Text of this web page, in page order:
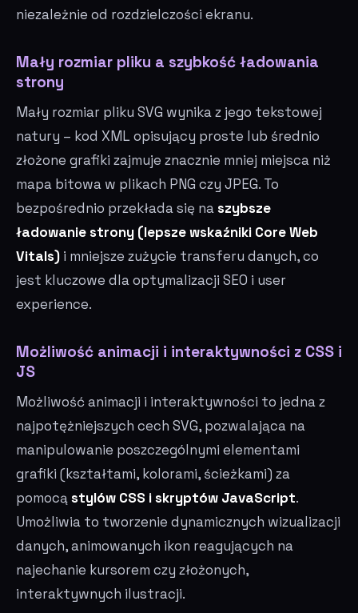
niezależnie od rozdzielczości ekranu.
Mały rozmiar pliku a szybkość ładowania
strony
Mały rozmiar pliku SVG wynika z jego tekstowej
natury – kod XML opisujący proste lub średnio
złożone grafiki zajmuje znacznie mniej miejsca niż
mapa bitowa w plikach PNG czy JPEG. To
bezpośrednio przekłada się naszybsze
ładowanie strony (lepsze wskaźniki Core Web
Vitals) i mniejsze zużycie transferu danych, co
jest kluczowe dla optymalizacji SEO i user
experience.
Możliwość animacji i interaktywności z CSS i
JS
Możliwość animacji i interaktywności to jedna z
najpotężniejszych cech SVG, pozwalająca na
manipulowanie poszczególnymi elementami
grafiki (kształtami, kolorami, ścieżkami) za
pomocąstylów CSS i skryptów JavaScript.
Umożliwia to tworzenie dynamicznych wizualizacji
danych, animowanych ikon reagujących na
najechanie kursorem czy złożonych,
interaktywnych ilustracji.